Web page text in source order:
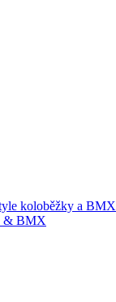
koloběžky a BMX
& BMX